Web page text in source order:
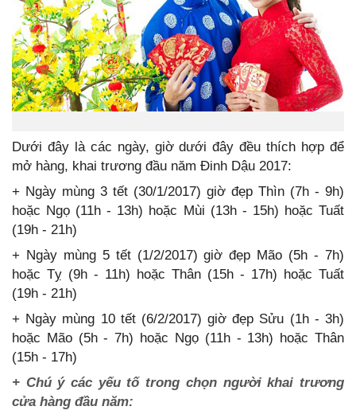
Dưới đây là các ngày, giờ dưới đây đều thích hợp để
mở hàng, khai trương đầu năm Đinh Dậu 2017:
+ Ngày mùng 3 tết (30/1/2017) giờ đẹp Thìn (7h - 9h)
hoặc Ngọ (11h - 13h) hoặc Mùi (13h - 15h) hoặc Tuất
(19h - 21h)
+ Ngày mùng 5 tết (1/2/2017) giờ đẹp Mão (5h - 7h)
hoặc Tỵ (9h - 11h) hoặc Thân (15h - 17h) hoặc Tuất
(19h - 21h)
+ Ngày mùng 10 tết (6/2/2017) giờ đẹp Sửu (1h - 3h)
hoặc Mão (5h - 7h) hoặc Ngọ (11h - 13h) hoặc Thân
(15h - 17h)
+ Chú ý các yếu tố trong chọn người khai trương
cửa hàng đầu năm: